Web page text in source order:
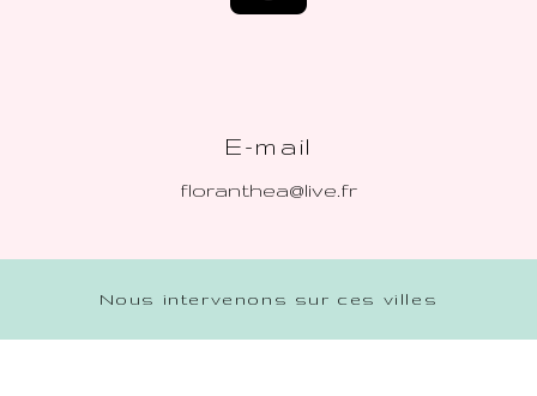
E-mail
floranthea@live.fr
Nous intervenons sur ces villes